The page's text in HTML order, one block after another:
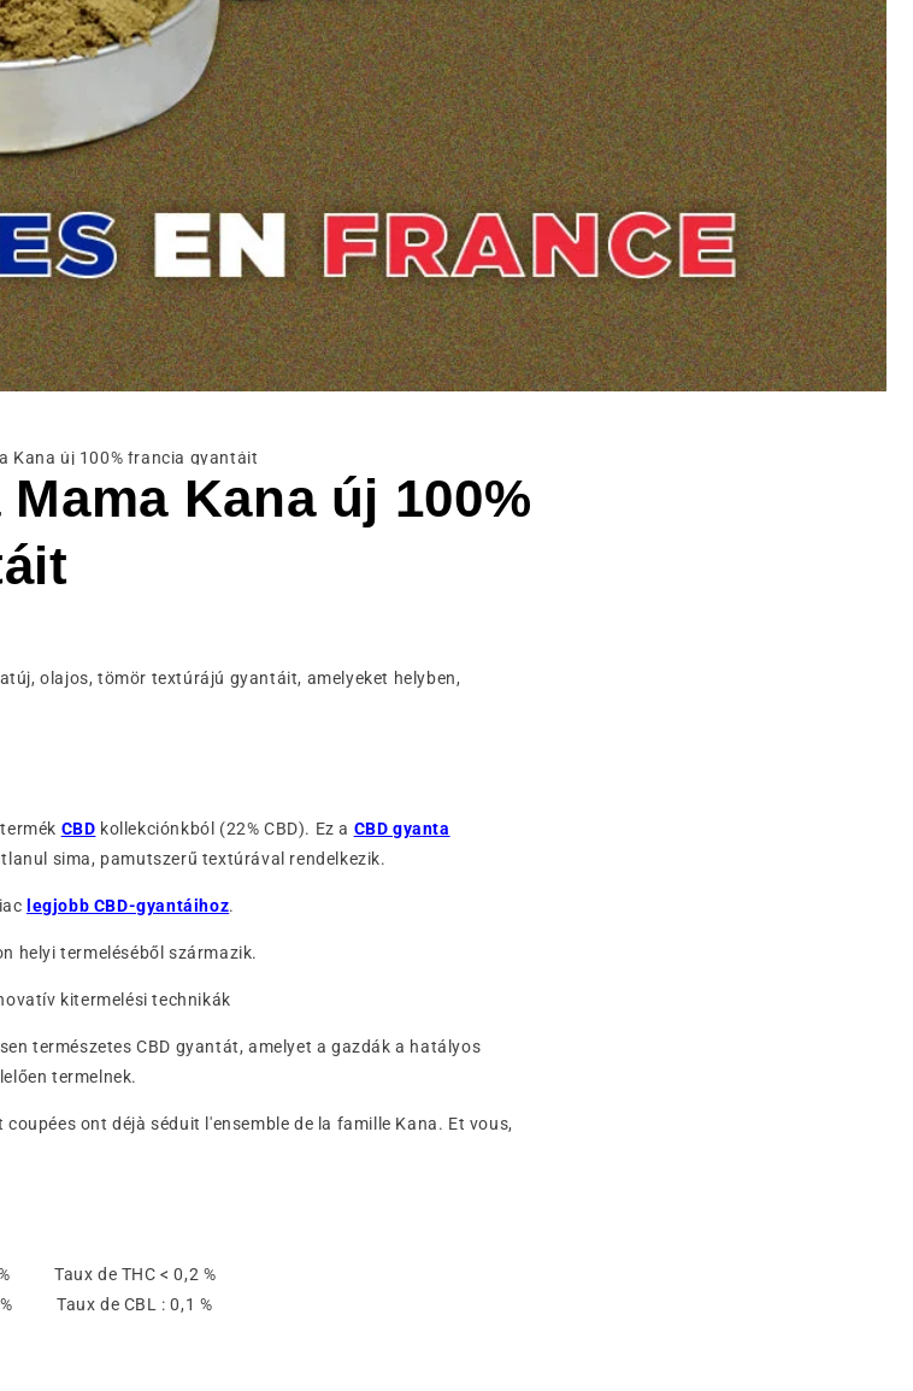
Kana új 100% francia gyantáit
Kana új 100%
olajos, tömör textúrájú gyantáit, amelyeket helyben,
CBD kollekciónkból (22% CBD). Ez a CBD gyanta
sima, pamutszerű textúrával rendelkezik.
legjobb CBD-gyantáihoz.
helyi termeléséből származik.
kitermelési technikák
természetes CBD gyantát, amelyet a gazdák a hatályos
termelnek.
coupées ont déjà séduit l'ensemble de la famille Kana. Et vous,
% Taux de THC < 0,2 %
% Taux de CBL : 0,1 %